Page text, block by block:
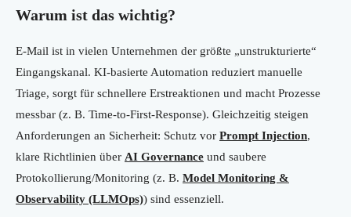
Warum ist das wichtig?
E-Mail ist in vielen Unternehmen der größte „unstrukturierte“
Eingangskanal. KI-basierte Automation reduziert manuelle
Triage, sorgt für schnellere Erstreaktionen und macht Prozesse
messbar (z. B. Time-to-First-Response). Gleichzeitig steigen
Anforderungen an Sicherheit: Schutz vor Prompt Injection,
klare Richtlinien über AI Governance und saubere
Protokollierung/Monitoring (z. B. Model Monitoring &
Observability (LLMOps)) sind essenziell.